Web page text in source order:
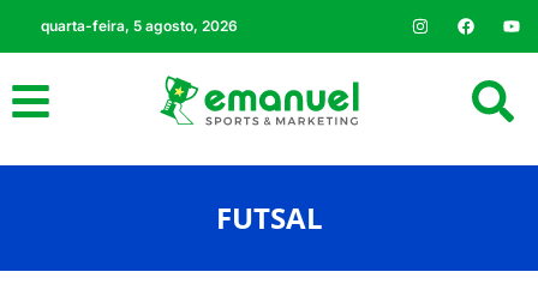
quarta-feira, 5 agosto, 2026
FUTSAL